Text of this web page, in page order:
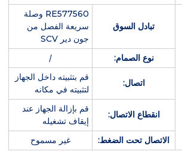
تبادل السوق
RE577560 وصلة
سريعة الفصل من
جون دير SCV
نوع الصمام:
/
اتصال:
قم بتثبيته داخل الجهاز
لتثبيته في مكانه
انقطاع الاتصال:
قم بإزالة الجهاز عند
إيقاف تشغيله
الاتصال تحت الضغط:
غير مسموح